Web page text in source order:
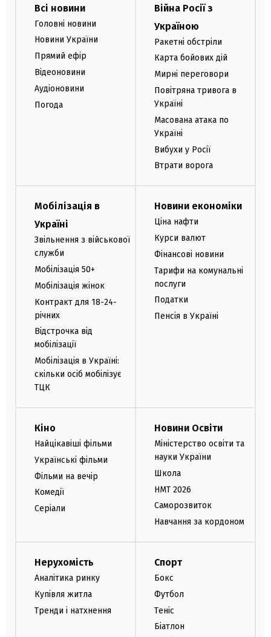
Всі новини
Головні новини
Новини України
Прямий ефір
Відеоновини
Аудіоновини
Погода
Війна Росії з
Україною
Ракетні обстріли
Карта бойових дій
Мирні переговори
Повітряна тривога в
Україні
Масована атака по
Україні
Вибухи у Росії
Втрати ворога
Мобілізація в
Україні
Звільнення з військової
служби
Мобілізація 50+
Мобілізація жінок
Контракт для 18-24-
річних
Відстрочка від
мобілізації
Мобілізація в Україні:
скільки осіб мобілізує
ТЦК
Новини економіки
Ціна нафти
Курси валют
Фінансові новини
Тарифи на комунальні
послуги
Податки
Пенсія в Україні
Кіно
Найцікавіші фільми
Українські фільми
Фільми на вечір
Комедії
Серіали
Новини Освіти
Міністерство освіти та
науки України
Школа
НМТ 2026
Саморозвиток
Навчання за кордоном
Нерухомість
Аналітика ринку
Купівля житла
Тренди і натхнення
Спорт
Бокс
Футбол
Теніс
Біатлон